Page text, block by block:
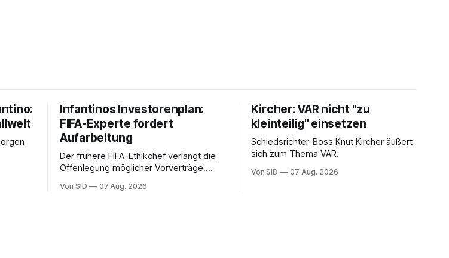
Infantinos Investorenplan:
FIFA-Experte fordert
Aufarbeitung
Der frühere FIFA-Ethikchef verlangt die
Offenlegung möglicher Vorverträge.
Infantinos Rolle entscheidend sein.
Von SID 07 Aug. 2026
Kircher: VAR nicht "zu
kleinteilig" einsetzen
Schiedsrichter-Boss Knut Kircher äußert
sich zum Thema VAR.
Von SID 07 Aug. 2026